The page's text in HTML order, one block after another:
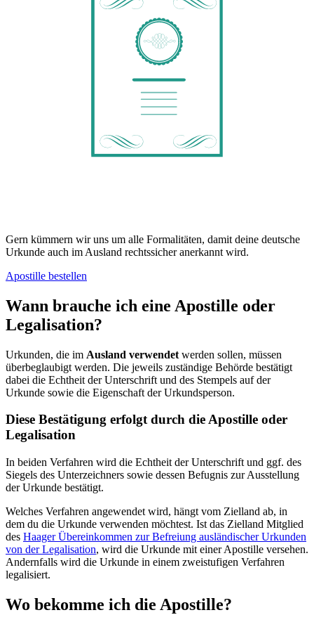
Gern kümmern wir uns um alle Formalitäten, damit deine deutsche
Urkunde auch im Ausland rechtssicher anerkannt wird.
Apostille bestellen
Wann brauche ich eine Apostille oder
Legalisation?
Urkunden, die im Ausland verwendet werden sollen, müssen
überbeglaubigt werden. Die jeweils zuständige Behörde bestätigt
dabei die Echtheit der Unterschrift und des Stempels auf der
Urkunde sowie die Eigenschaft der Urkundsperson.
Diese Bestätigung erfolgt durch die Apostille oder
Legalisation
In beiden Verfahren wird die Echtheit der Unterschrift und ggf. des
Siegels des Unterzeichners sowie dessen Befugnis zur Ausstellung
der Urkunde bestätigt.
Welches Verfahren angewendet wird, hängt vom Zielland ab, in
dem du die Urkunde verwenden möchtest. Ist das Zielland Mitglied
des Haager Übereinkommen zur Befreiung ausländischer Urkunden
von der Legalisation, wird die Urkunde mit einer Apostille versehen.
Andernfalls wird die Urkunde in einem zweistufigen Verfahren
legalisiert.
Wo bekomme ich die Apostille?